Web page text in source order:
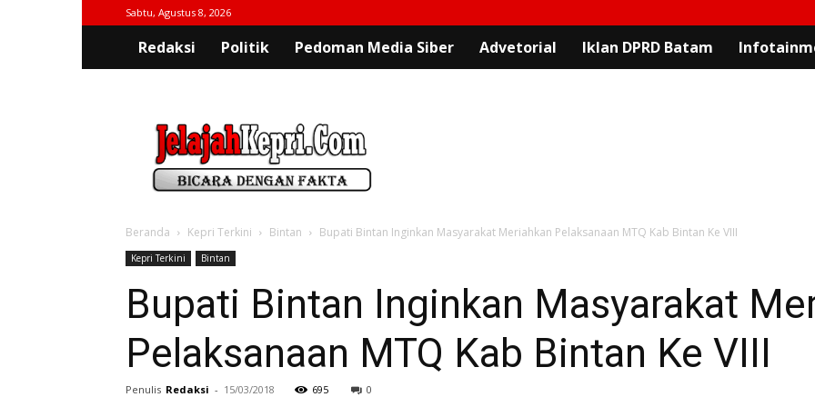
Sabtu, Agustus 8, 2026
Redaksi Politik Pedoman Media Siber Advetorial Iklan DPRD Batam
Beranda Kepri Terkini Bintan Bupati Bintan Inginkan Masyarakat Meriahkan Pelaksanaan MTQ Kab Bintan Ke VIII
Kepri Terkini Bintan
Bupati Bintan Inginkan Masyarakat
Pelaksanaan MTQ Kab Bintan Ke VIII
Penulis Redaksi - 15/03/2018 695 0